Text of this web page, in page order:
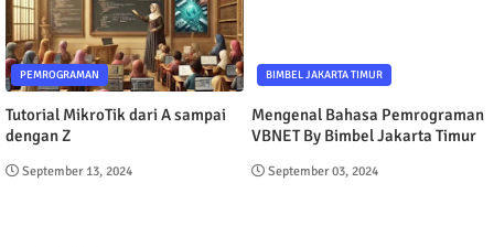
PEMROGRAMAN
Tutorial MikroTik dari A sampai
dengan Z
September 13, 2024
BIMBEL JAKARTA TIMUR
Mengenal Bahasa Pemrograman
VBNET By Bimbel Jakarta Timur
September 03, 2024